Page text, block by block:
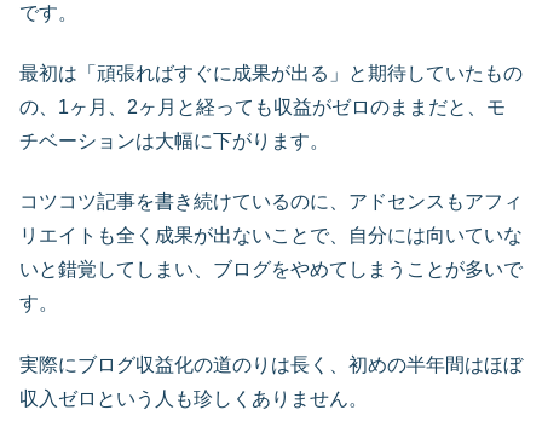
です。
最初は「頑張ればすぐに成果が出る」と期待していたもの
の、1ヶ月、2ヶ月と経っても収益がゼロのままだと、モ
チベーションは大幅に下がります。
コツコツ記事を書き続けているのに、アドセンスもアフィ
リエイトも全く成果が出ないことで、自分には向いていな
いと錯覚してしまい、ブログをやめてしまうことが多いで
す。
実際にブログ収益化の道のりは長く、初めの半年間はほぼ
収入ゼロという人も珍しくありません。